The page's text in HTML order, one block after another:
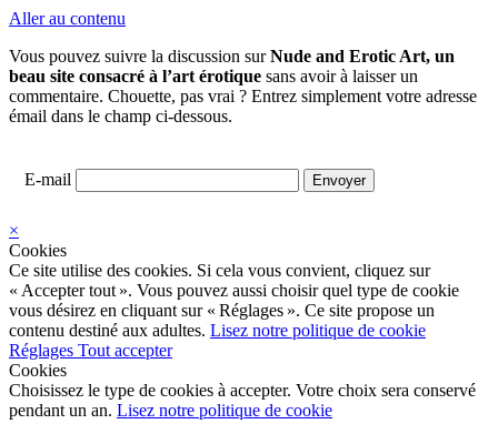
Aller au contenu
Vous pouvez suivre la discussion surNude and Erotic Art, un
beau site consacré à l’art érotique sans avoir à laisser un
commentaire. Chouette, pas vrai ? Entrez simplement votre adresse
émail dans le champ ci-dessous.
E-mail
×
Cookies
Ce site utilise des cookies. Si cela vous convient, cliquez sur
« Accepter tout ». Vous pouvez aussi choisir quel type de cookie
vous désirez en cliquant sur « Réglages ». Ce site propose un
contenu destiné aux adultes. Lisez notre politique de cookie
Réglages Tout accepter
Cookies
Choisissez le type de cookies à accepter. Votre choix sera conservé
pendant un an. Lisez notre politique de cookie